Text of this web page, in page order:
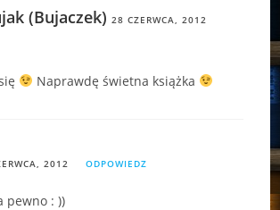
(Bujaczek) 28 CZERWCA, 2012
Naprawdę świetna książka
2012 ODPOWIEDZ
pewno : ))